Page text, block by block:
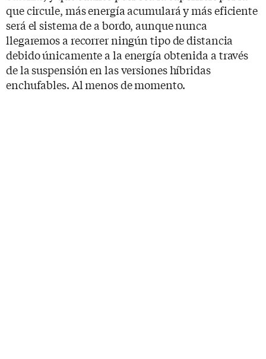
que circule, más energía acumulará y más eficiente
será el sistema de a bordo, aunque nunca
llegaremos a recorrer ningún tipo de distancia
debido únicamente a la energía obtenida a través
de la suspensión en las versiones híbridas
enchufables. Al menos de momento.